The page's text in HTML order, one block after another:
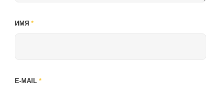
ИМЯ *
E-MAIL *